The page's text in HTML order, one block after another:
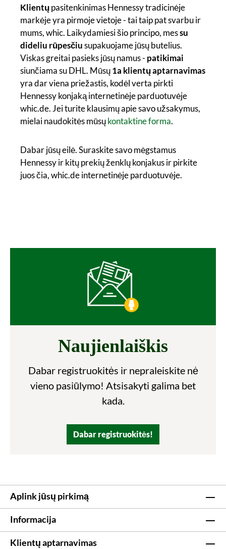
Klientųpasitenkinimas Hennessy tradicinėje
markėje yra pirmoje vietoje - tai taip pat svarbu ir
mums, whic. Laikydamiesi šio principo, messu
dideliu rūpesčiusupakuojame jūsų butelius.
Viskas greitai pasieks jūsų namus - patikimai
siunčiama su DHL. Mūsų1a klientų aptarnavimas
yra dar viena priežastis, kodėl verta pirkti
Hennessy konjaką internetinėje parduotuvėje
whic.de. Jei turite klausimų apie savo užsakymus,
mielai naudokitės mūsųkontaktine forma.
Dabar jūsų eilė. Suraskite savo mėgstamus
Hennessy ir kitų prekių ženklų konjakus ir pirkite
juos čia, whic.de internetinėje parduotuvėje.
Naujienlaiškis
Dabar registruokitės ir nepraleiskite nė
vieno pasiūlymo! Atsisakyti galima bet
kada.
Dabar registruokitės!
Aplink jūsų pirkimą
Informacija
Klientų aptarnavimas